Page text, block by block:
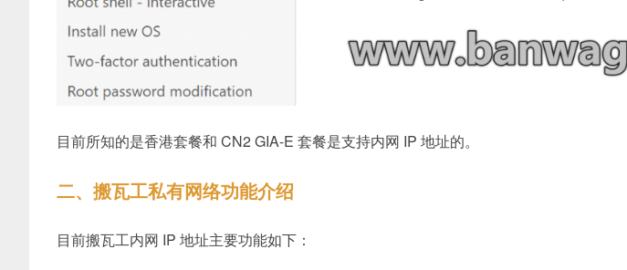
目前所知的是香港套餐和 CN2 GIA-E 套餐是支持内网 IP 地址的。
二、搬瓦工私有网络功能介绍
目前搬瓦工内网 IP 地址主要功能如下：